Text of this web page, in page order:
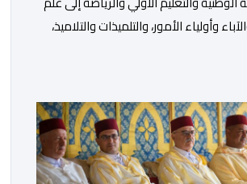
وأولیاء الأمور، والتلمیذات والتلامیذ،
المحدد سلفا طبقا لمقتضیات المقرر الوزاري رقم 047.26
الصادر بتاریخ 3 یولیوز 2026 بشأن تنظیم السنة الدراسیة.
بلاغ، أن أطر […]